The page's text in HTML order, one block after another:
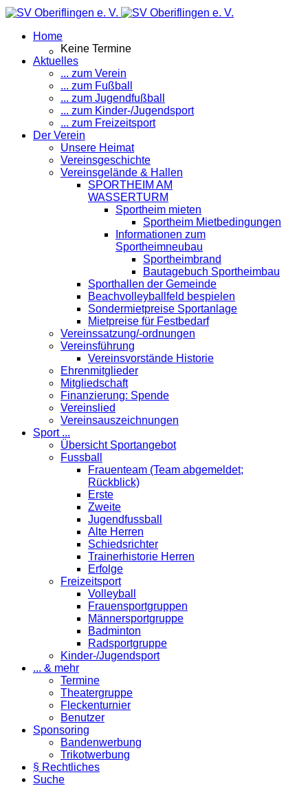
Home
Keine Termine
Aktuelles
... zum Verein
... zum Fußball
... zum Jugendfußball
... zum Kinder-/Jugendsport
... zum Freizeitsport
Der Verein
Unsere Heimat
Vereinsgeschichte
Vereinsgelände & Hallen
SPORTHEIM AM
WASSERTURM
Sportheim mieten
Sportheim Mietbedingungen
Informationen zum
Sportheimneubau
Sportheimbrand
Bautagebuch Sportheimbau
Sporthallen der Gemeinde
Beachvolleyballfeld bespielen
Sondermietpreise Sportanlage
Mietpreise für Festbedarf
Vereinssatzung/-ordnungen
Vereinsführung
Vereinsvorstände Historie
Ehrenmitglieder
Mitgliedschaft
Finanzierung: Spende
Vereinslied
Vereinsauszeichnungen
Sport ...
Übersicht Sportangebot
Fussball
Frauenteam (Team abgemeldet;
Rückblick)
Erste
Zweite
Jugendfussball
Alte Herren
Schiedsrichter
Trainerhistorie Herren
Erfolge
Freizeitsport
Volleyball
Frauensportgruppen
Männersportgruppe
Badminton
Radsportgruppe
Kinder-/Jugendsport
... & mehr
Termine
Theatergruppe
Fleckenturnier
Benutzer
Sponsoring
Bandenwerbung
Trikotwerbung
§ Rechtliches
Suche